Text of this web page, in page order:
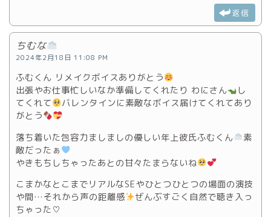
返信
ちむな
2024年2月18日 11:08 PM
ふむくん リメイクボイスありがとう
出張やお仕事忙しいなか準備してくれたり わにさん
し
てくれて
バレンタインに素敵なボイス届けてくれてあり
がとう
落ち着いた包容力ましましの優しい年上彼氏ふむくん
素
敵だったぁ
やきもちしちゃったあとの甘々たまらないね
こまかなとこまでリアルなSEやひとつひとつの場面の演技
や間…それから声の距離感
ぜんぶすごく自然で聴き入っ
ちゃった♡